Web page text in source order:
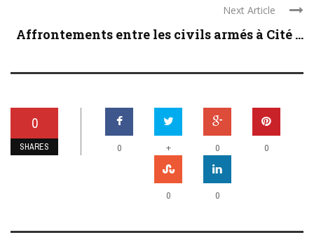
Next Article
Affrontements entre les civils armés à Cité ...
0
SHARES 0 + 0 0
0 0